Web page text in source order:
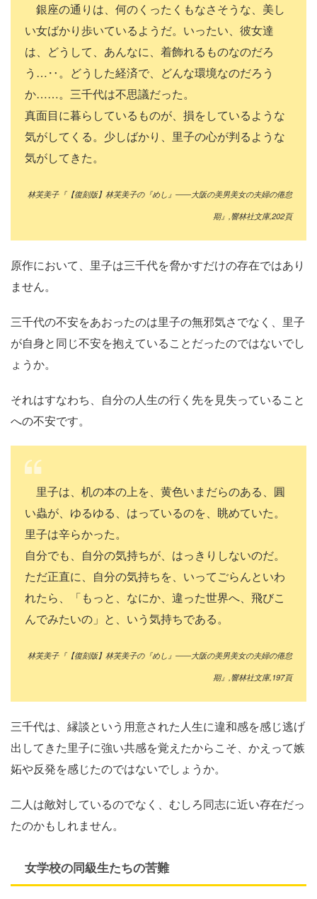
銀座の通りは、何のくったくもなさそうな、美し
い女ばかり歩いているようだ。いったい、彼女達
は、どうして、あんなに、着飾れるものなのだろ
う…‥。どうした経済で、どんな環境なのだろう
か……。三千代は不思議だった。
真面目に暮らしているものが、損をしているような
気がしてくる。少しばかり、里子の心が判るような
気がしてきた。
林芙美子『【復刻版】林芙美子の『めし』――大阪の美男美女の夫婦の倦怠
期』,響林社文庫,202頁
原作において、里子は三千代を脅かすだけの存在ではあり
ません。
三千代の不安をあおったのは里子の無邪気さでなく、里子
が自身と同じ不安を抱えていることだったのではないでし
ょうか。
それはすなわち、自分の人生の行く先を見失っていること
への不安です。
里子は、机の本の上を、黄色いまだらのある、圓
い蟲が、ゆるゆる、はっているのを、眺めていた。
里子は辛らかった。
自分でも、自分の気持ちが、はっきりしないのだ。
ただ正直に、自分の気持ちを、いってごらんといわ
れたら、「もっと、なにか、違った世界へ、飛びこ
んでみたいの」と、いう気持ちである。
林芙美子『【復刻版】林芙美子の『めし』――大阪の美男美女の夫婦の倦怠
期』,響林社文庫,197頁
三千代は、縁談という用意された人生に違和感を感じ逃げ
出してきた里子に強い共感を覚えたからこそ、かえって嫉
妬や反発を感じたのではないでしょうか。
二人は敵対しているのでなく、むしろ同志に近い存在だっ
たのかもしれません。
女学校の同級生たちの苦難